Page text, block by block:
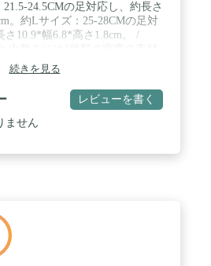
21.5-24.5CMの足対応し、約長さ
。約Lサイズ：25-28CMの足対
さ10.9*幅6.8*高さ1.8cm。 /
透明な部分には密度の低いシリ
でインソールを柔らかくし、衝
めます。この作り方で、歩行時
棘、骨棘、足底筋膜炎による
す。色のある部分には密度の高
中敷きの包摂性に優れているた
定性を与えることができる。正
し、悪い歩き方による足首、
らげます。 / 【高品質材料】 ジ
続きを見る
レビューを書く
ません